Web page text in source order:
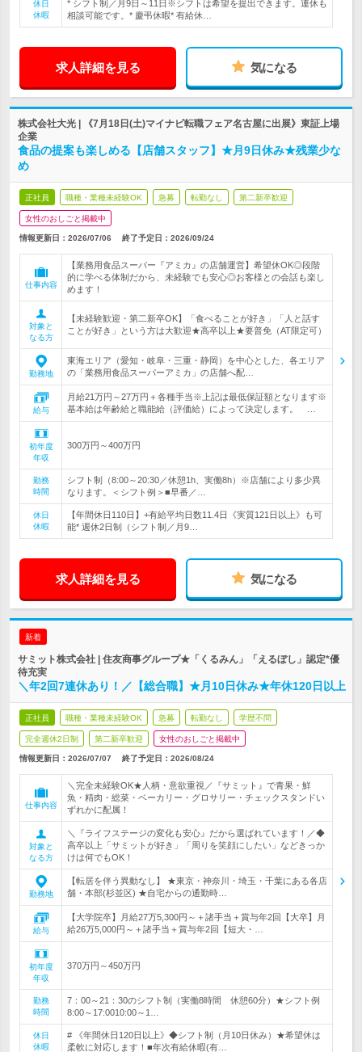
休日
休暇
* シフト制／月9日～11日※シフトは希望を提出できます。連休も
相談可能です。* 慶弔休暇* 有給休…
求人詳細を見る 気になる
株式会社大光 | 《7月18日(土)マイナビ転職フェア名古屋に出展》東証上場
企業
食品の提案も楽しめる【店舗スタッフ】★月9日休み★残業少な
め
正社員 職種・業種未経験OK 急募 転勤なし 第二新卒歓迎
女性のおしごと掲載中
情報更新日：2026/07/06 終了予定日： 2026/09/24
仕事内容
【業務用食品スーパー『アミカ』の店舗運営】希望休OK◎段階
的に学べる体制だから、未経験でも安心◎お客様との会話も楽し
めます！
対象と
なる方
【未経験歓迎・第二新卒OK】「食べることが好き」「人と話す
ことが好き」という方は大歓迎★高卒以上★要普免（AT限定可）
勤務地
東海エリア（愛知・岐阜・三重・静岡）を中心とした、各エリア
の「業務用食品スーパーアミカ」の店舗へ配…
給与
月給21万円～27万円＋各種手当※上記は最低保証額となります※
基本給は年齢給と職能給（評価給）によって決定します。 …
初年度
年収
300万円～400万円
勤務
時間
シフト制（8:00～20:30／休憩1h、実働8h）※店舗により多少異
なります。＜シフト例＞■早番／…
休日
休暇
【年間休日110日】+有給平均日数11.4日《実質121日以上》も可
能* 週休2日制（シフト制／月9…
求人詳細を見る 気になる
新着
サミット株式会社 | 住友商事グループ★「くるみん」「えるぼし」認定*優
待充実
＼年2回7連休あり！／【総合職】★月10日休み★年休120日以上
正社員 職種・業種未経験OK 急募 転勤なし 学歴不問
完全週休2日制 第二新卒歓迎 女性のおしごと掲載中
情報更新日：2026/07/07 終了予定日： 2026/08/24
仕事内容
＼完全未経験OK★人柄・意欲重視／『サミット』で青果・鮮
魚・精肉・総菜・ベーカリー・グロサリー・チェックスタンドい
ずれかに配属！
対象と
なる方
＼『ライフステージの変化も安心』だから選ばれています！／◆
高卒以上「サミットが好き」「周りを笑顔にしたい」などきっか
けは何でもOK！
勤務地
【転居を伴う異動なし】 ★東京・神奈川・埼玉・千葉にある各店
舗・本部(杉並区) ★自宅からの通勤時…
給与
【大学院卒】月給27万5,300円～＋諸手当＋賞与年2回【大卒】月
給26万5,000円～＋諸手当＋賞与年2回【短大・…
初年度
年収
370万円～450万円
勤務
時間
7：00～21：30のシフト制（実働8時間 休憩60分）★シフト例
8:00～17:0010:00～1…
休日
休暇
# 《年間休日120日以上》◆シフト制（月10日休み）★希望休は
柔軟に対応します！■年次有給休暇(有…